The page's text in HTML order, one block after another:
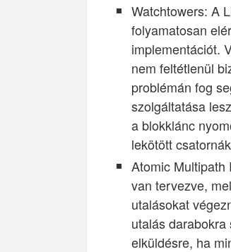
Watchtowers: A
folyamatosan
implementációt.
nem feltétlenül
problémán fog
szolgáltatása
a blokklánc
lekötött
Atomic Multipath
van tervezve,
utalásokat
utalás
elküldésre, ha